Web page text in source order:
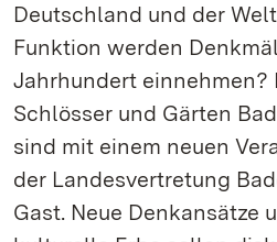
Deutschland und der
Funktion werden
Jahrhundert einnehmen?
Schlösser und Gärten
sind mit einem neuen
der Landesvertretung
Gast. Neue Denkansätze